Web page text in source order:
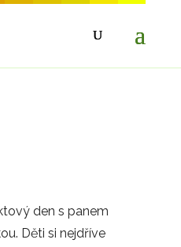
den s panem
Děti si nejdříve